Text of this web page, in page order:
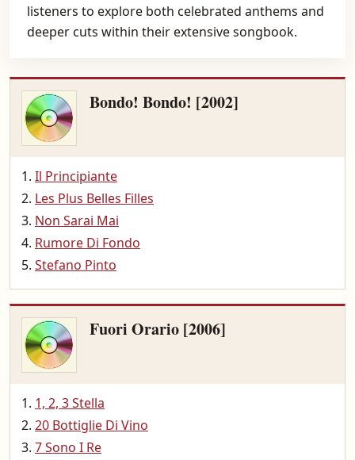
listeners to explore both celebrated anthems and
deeper cuts within their extensive songbook.
Bondo! Bondo! [2002]
Il Principiante
Les Plus Belles Filles
Non Sarai Mai
Rumore Di Fondo
Stefano Pinto
Fuori Orario [2006]
1, 2, 3 Stella
20 Bottiglie Di Vino
7 Sono I Re